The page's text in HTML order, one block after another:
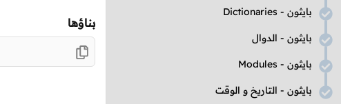
بايثون - Dictionaries
بايثون - الدوال
بايثون - Modules
بايثون - التاريخ و الوقت
بناؤها